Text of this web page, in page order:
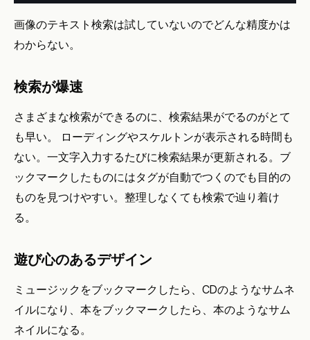
画像のテキスト検索は試していないのでどんな精度かは
わからない。
検索が爆速
さまざまな検索ができるのに、検索結果がでるのがとて
も早い。 ローディングやスケルトンが表示される時間も
ない。一文字入力するたびに検索結果が更新される。ブ
ックマークしたものにはタグが自動でつくのでも目的の
ものを見つけやすい。整理しなくても検索で辿り着け
る。
遊び心のあるデザイン
ミュージックをブックマークしたら、CDのようなサムネ
イルになり、本をブックマークしたら、本のようなサム
ネイルになる。